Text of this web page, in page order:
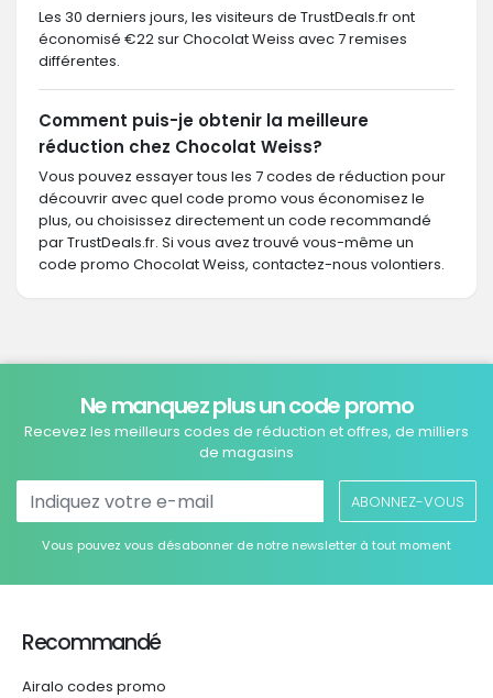
Les 30 derniers jours, les visiteurs de TrustDeals.fr ont
économisé €22 sur Chocolat Weiss avec 7 remises
différentes.
Comment puis-je obtenir la meilleure
réduction chez Chocolat Weiss?
Vous pouvez essayer tous les 7 codes de réduction pour
découvrir avec quel code promo vous économisez le
plus, ou choisissez directement un code recommandé
par TrustDeals.fr. Si vous avez trouvé vous-même un
code promo Chocolat Weiss, contactez-nous volontiers.
Ne manquez plus un code promo
Recevez les meilleurs codes de réduction et offres, de milliers
de magasins
ABONNEZ-VOUS
Vous pouvez vous désabonner de notre newsletter à tout moment
Recommandé
Airalo codes promo